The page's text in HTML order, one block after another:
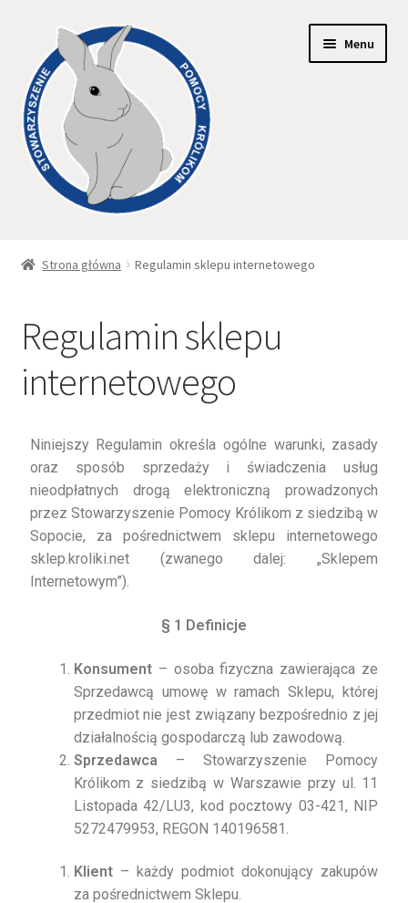
Menu
Koszyk
Moje konto
Regulamin sklepu internetowego
Sklep
Zamówienie
Strona główna Regulamin sklepu internetowego
Regulamin sklepu
internetowego
Niniejszy Regulamin określa ogólne warunki, zasady
oraz sposób sprzedaży i świadczenia usług
nieodpłatnych drogą elektroniczną prowadzonych
przez Stowarzyszenie Pomocy Królikom z siedzibą w
Sopocie, za pośrednictwem sklepu internetowego
sklep.kroliki.net (zwanego dalej: „Sklepem
Internetowym”).
§ 1 Definicje
Konsument – osoba fizyczna zawierająca ze
Sprzedawcą umowę w ramach Sklepu, której
przedmiot nie jest związany bezpośrednio z jej
działalnością gospodarczą lub zawodową.
Sprzedawca – Stowarzyszenie Pomocy
Królikom z siedzibą w Warszawie przy ul. 11
Listopada 42/LU3, kod pocztowy 03-421, NIP
5272479953, REGON 140196581.
Klient – każdy podmiot dokonujący zakupów
za pośrednictwem Sklepu.